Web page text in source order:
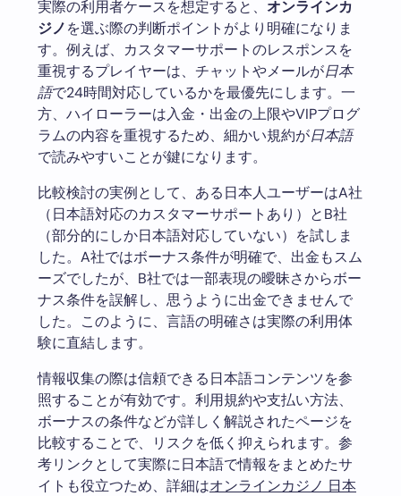
実際の利用者ケースを想定すると、 オンラインカ
ジノを選ぶ際の判断ポイントがより明確になりま
す。例えば、カスタマーサポートのレスポンスを
重視するプレイヤーは、チャットやメールが日本
語で24時間対応しているかを最優先にします。一
方、ハイローラーは入金・出金の上限やVIPプログ
ラムの内容を重視するため、細かい規約が日本語
で読みやすいことが鍵になります。
比較検討の実例として、ある日本人ユーザーはA社
（日本語対応のカスタマーサポートあり）とB社
（部分的にしか日本語対応していない）を試しま
した。A社ではボーナス条件が明確で、出金もスム
ーズでしたが、B社では一部表現の曖昧さからボー
ナス条件を誤解し、思うように出金できませんで
した。このように、言語の明確さは実際の利用体
験に直結します。
情報収集の際は信頼できる日本語コンテンツを参
照することが有効です。利用規約や支払い方法、
ボーナスの条件などが詳しく解説されたページを
比較することで、リスクを低く抑えられます。参
考リンクとして実際に日本語で情報をまとめたサ
イトも役立つため、詳細はオンラインカジノ 日本